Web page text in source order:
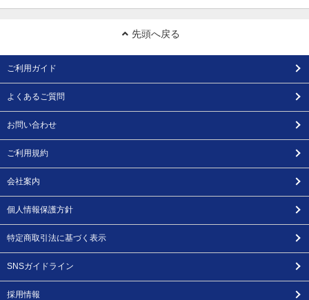
先頭へ戻る
ご利用ガイド
よくあるご質問
お問い合わせ
ご利用規約
会社案内
個人情報保護方針
特定商取引法に基づく表示
SNSガイドライン
採用情報